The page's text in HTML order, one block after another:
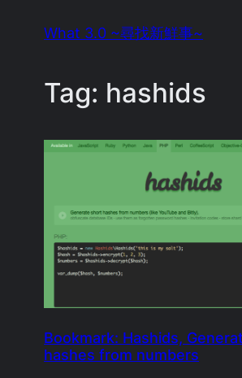
What 3.0 ~尋找新鮮事~
Tag: hashids
Bookmark: Hashids,
hashes from numbers